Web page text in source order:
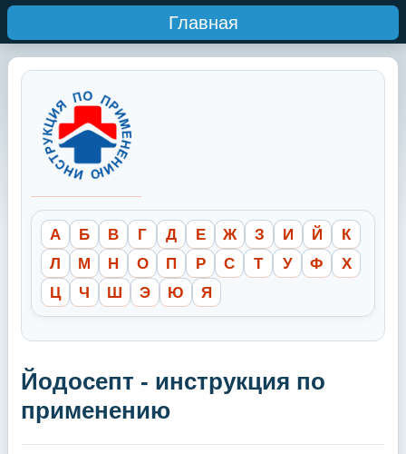
Главная
А Б В Г Д Е Ж З И Й
К
Л
М Н О П Р С Т У Ф
Х
Ц
Ч Ш Э Ю Я
Йодосепт - инструкция по
применению